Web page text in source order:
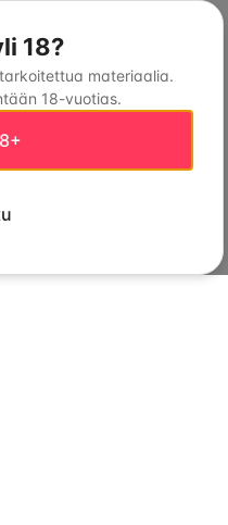
18?
materiaalia.
18-vuotias.